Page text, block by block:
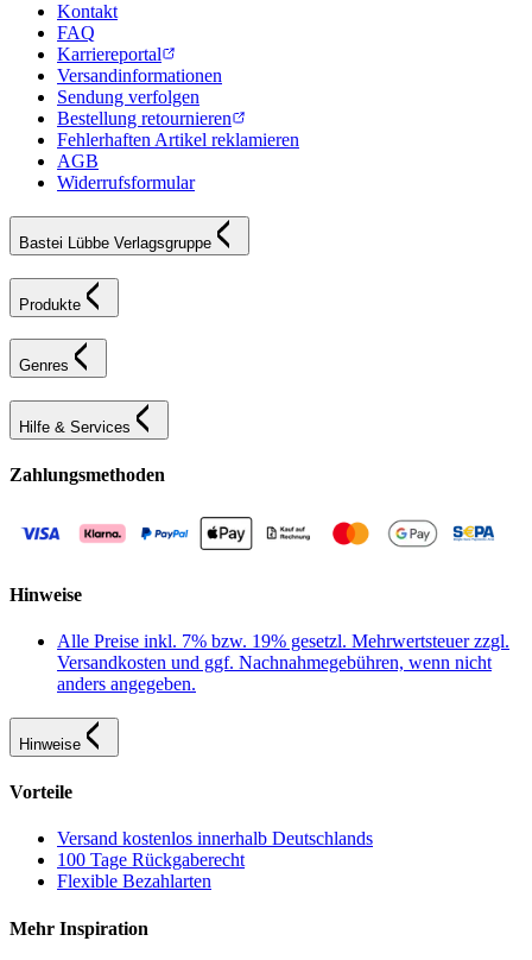
Kontakt
FAQ
Karriereportal
Versandinformationen
Sendung verfolgen
Bestellung retournieren
Fehlerhaften Artikel reklamieren
AGB
Widerrufsformular
Bastei Lübbe Verlagsgruppe
Produkte
Genres
Hilfe & Services
Zahlungsmethoden
Hinweise
Alle Preise inkl. 7% bzw. 19% gesetzl. Mehrwertsteuer zzgl.
Versandkosten und ggf. Nachnahmegebühren, wenn nicht
anders angegeben.
Hinweise
Vorteile
Versand kostenlos innerhalb Deutschlands
100 Tage Rückgaberecht
Flexible Bezahlarten
Mehr Inspiration